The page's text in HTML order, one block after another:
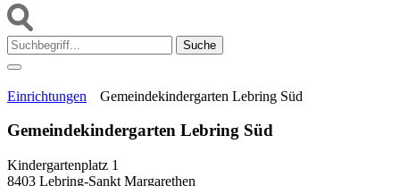
Suche:
Einrichtungen Gemeindekindergarten Lebring Süd
Gemeindekindergarten Lebring Süd
Kindergartenplatz 1
8403 Lebring-Sankt Margarethen